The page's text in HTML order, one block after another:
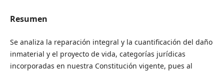
Resumen
Se analiza la reparación integral y la cuantificación del daño
inmaterial y el proyecto de vida, categorías jurídicas
incorporadas en nuestra Constitución vigente, pues al